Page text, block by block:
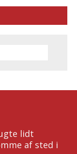
lidt
af sted i